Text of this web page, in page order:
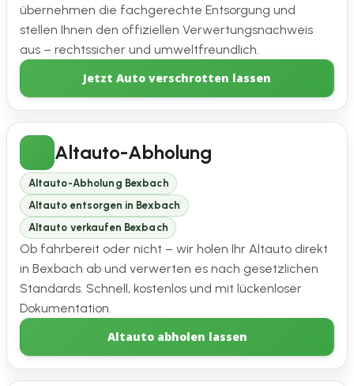
übernehmen die fachgerechte Entsorgung und
stellen Ihnen den offiziellen Verwertungsnachweis
aus – rechtssicher und umweltfreundlich.
Jetzt Auto verschrotten lassen
Altauto-Abholung
Altauto-Abholung Bexbach
Altauto entsorgen in Bexbach
Altauto verkaufen Bexbach
Ob fahrbereit oder nicht – wir holen Ihr Altauto direkt
in Bexbach ab und verwerten es nach gesetzlichen
Standards. Schnell, kostenlos und mit lückenloser
Dokumentation.
Altauto abholen lassen